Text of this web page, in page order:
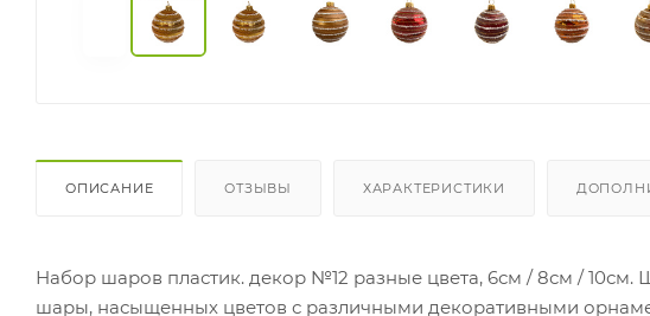
ОПИСАНИЕ ОТЗЫВЫ ХАРАКТЕРИСТИКИ
Набор шаров пластик. декор №12 разные цвета, 6см / 8см /
шары, насыщенных цветов с различными декоративными